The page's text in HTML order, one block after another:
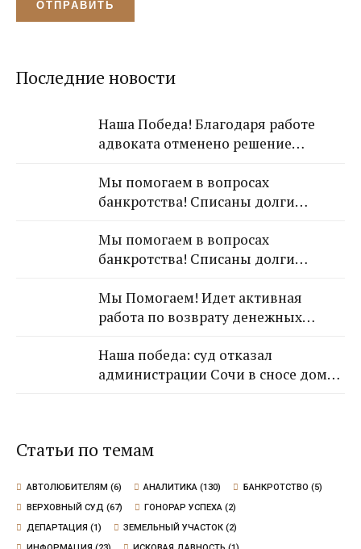
Последние новости
Наша Победа! Благодаря работе
адвоката отменено решение
взыскании с арендодателя 650 000
рублей!
Мы помогаем в вопросах
банкротства! Списаны долги
Мы помогаем в вопросах
банкротства! Списаны долги
Мы Помогаем! Идет активная
работа по возврату денежных
Самвела Смпатовича 17.07.1983 г.р.
Наша победа: суд отказал
администрации Сочи в сносе дома,
Статьи по темам
АВТОЛЮБИТЕЛЯМ (6) АНАЛИТИКА (130) БАНКРОТСТВО (5)
ВЕРХОВНЫЙ СУД (67) ГОНОРАР УСПЕХА (2)
ДЕПАРТАЦИЯ (1) ЗЕМЕЛЬНЫЙ УЧАСТОК (2)